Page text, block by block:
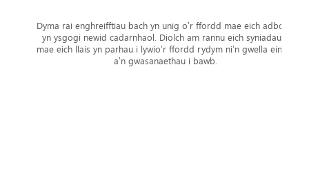
Dyma rai enghreifftiau bach yn unig o’r ffordd mae eich adborth
yn ysgogi newid cadarnhaol. Diolch am rannu eich syniadau –
mae eich llais yn parhau i lywio’r ffordd rydym ni’n gwella ein tai
a’n gwasanaethau i bawb.